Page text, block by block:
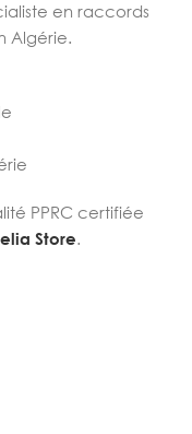
en raccords
Algérie.
PPRC certifiée
Store.